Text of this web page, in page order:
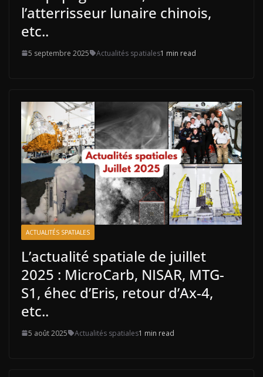
l’atterrisseur lunaire chinois,
etc..
5 septembre 2025 Actualités spatiales1 min read
ACTUALITÉS SPATIALES
L’actualité spatiale de juillet
2025 : MicroCarb, NISAR, MTG-
S1, éhec d’Eris, retour d’Ax-4,
etc..
5 août 2025 Actualités spatiales1 min read